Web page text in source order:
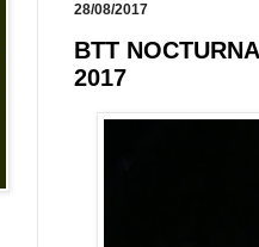
28/08/2017
BTT
2017